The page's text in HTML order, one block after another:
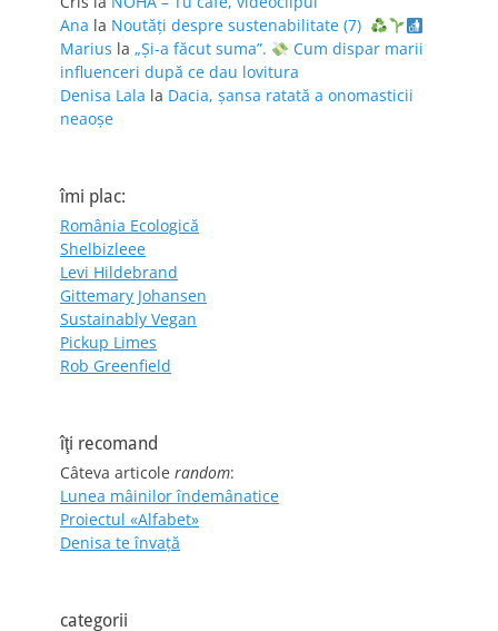
Ana la Noutăți despre sustenabilitate (7)
Marius la „Și-a făcut suma”.
Cum dispar marii
influenceri după ce dau lovitura
Denisa Lala la Dacia, șansa ratată a onomasticii
neaoșe
îmi plac:
România Ecologică
Shelbizleee
Levi Hildebrand
Gittemary Johansen
Sustainably Vegan
Pickup Limes
Rob Greenfield
îţi recomand
Câteva articole random:
Lunea mâinilor îndemânatice
Proiectul «Alfabet»
Denisa te învaţă
categorii